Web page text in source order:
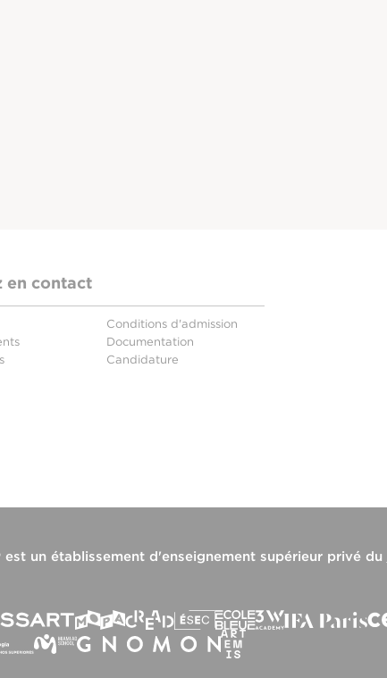
en contact
Conditions d'admission
Documentation
Candidature
est un établissement d'enseignement supérieur privé du